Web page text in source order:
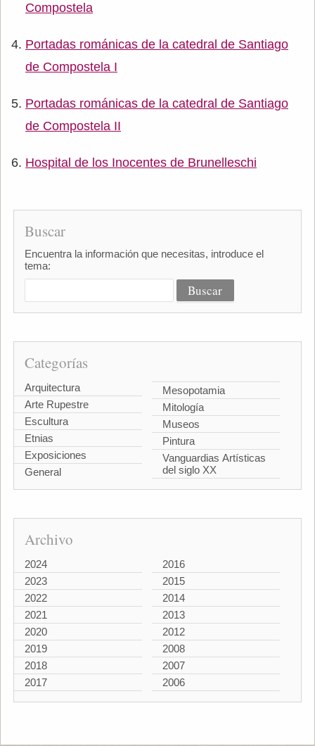
Compostela
Portadas románicas de la catedral de Santiago
de Compostela I
Portadas románicas de la catedral de Santiago
de Compostela II
Hospital de los Inocentes de Brunelleschi
Buscar
Encuentra la información que necesitas, introduce el
tema:
Categorías
Arquitectura
Arte Rupestre
Escultura
Etnias
Exposiciones
General
Mesopotamia
Mitología
Museos
Pintura
Vanguardias Artísticas
del siglo XX
Archivo
2024
2023
2022
2021
2020
2019
2018
2017
2016
2015
2014
2013
2012
2008
2007
2006